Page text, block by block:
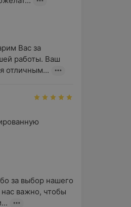
Вас за
работы. Ваш
отличным...
за выбор нашего
важно, чтобы